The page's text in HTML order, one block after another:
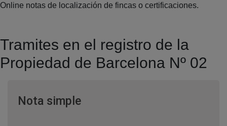
Online notas de localización de fincas o certificaciones.
Tramites en el registro de la
Propiedad de Barcelona Nº 02
Nota simpleVentana nueva